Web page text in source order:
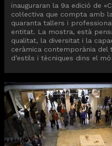
inauguraran la 9a edició de
col·lectiva que compta amb
quaranta tallers i
entitat. La mostra, està
qualitat, la diversitat i la
ceràmica contemporània
d’estils i tècniques dins el